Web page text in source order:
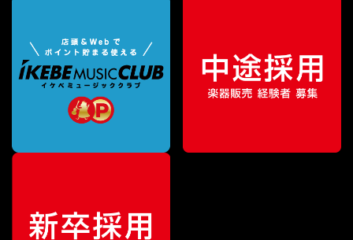
販売価格¥44,000（税込）